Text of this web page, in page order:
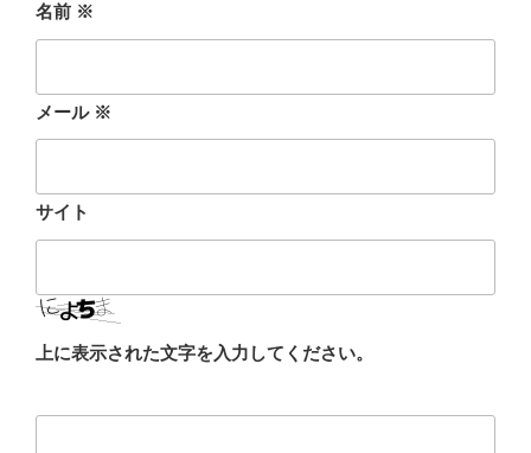
名前 ※
メール ※
サイト
上に表示された文字を入力してください。